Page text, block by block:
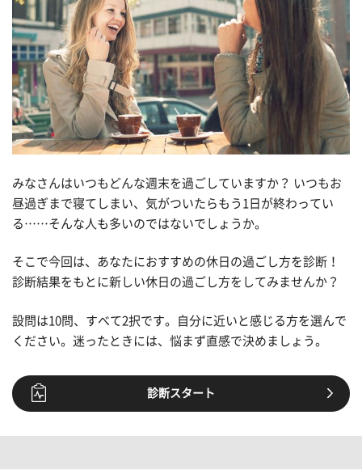
みなさんはいつもどんな週末を過ごしていますか？ いつもお
昼過ぎまで寝てしまい、気がついたらもう1日が終わってい
る……そんな人も多いのではないでしょうか。
そこで今回は、あなたにおすすめの休日の過ごし方を診断！
診断結果をもとに新しい休日の過ごし方をしてみませんか？
設問は10問、すべて2択です。自分に近いと感じる方を選んで
ください。迷ったときには、悩まず直感で決めましょう。
診断スタート